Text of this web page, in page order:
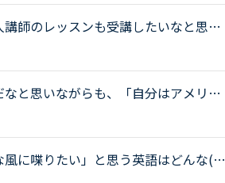
師のレッスンも受講したいなと思っ
英語になじみがあるのですが、日本
と思いながらも、「自分はアメリカ
どと意識したことはありませんでし
に喋りたい」と思う英語はどんな(だ
RPの中間くらいの英語がよいな、と